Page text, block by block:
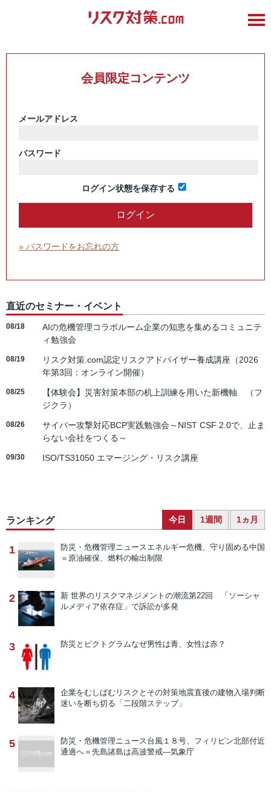
会員限定コンテンツ
メールアドレス
パスワード
ログイン状態を保存する
» パスワードをお忘れの方
直近のセミナー・イベント
08/18
AIの危機管理コラボルーム企業の知恵を集めるコミュニテ
ィ勉強会
08/19
リスク対策.com認定リスクアドバイザー養成講座（2026
年第3回：オンライン開催）
08/25
【体験会】災害対策本部の机上訓練を用いた新機軸 （フ
ジクラ）
08/26
サイバー攻撃対応BCP実践勉強会～NIST CSF 2.0で、止ま
らない会社をつくる～
09/30 ISO/TS31050 エマージング・リスク講座
ランキング 今日 1週間 1ヵ月
1 防災・危機管理ニュースエネルギー危機、守り固める中国
＝原油確保、燃料の輸出制限
2 新 世界のリスクマネジメントの潮流第22回 「ソーシャ
ルメディア依存症」で訴訟が多発
3 防災とピクトグラムなぜ男性は青、女性は赤？
4 企業をむしばむリスクとその対策地震直後の建物入場判断
迷いを断ち切る「二段階ステップ」
5 防災・危機管理ニュース台風１８号、フィリピン北部付近
通過へ＝先島諸島は高波警戒―気象庁